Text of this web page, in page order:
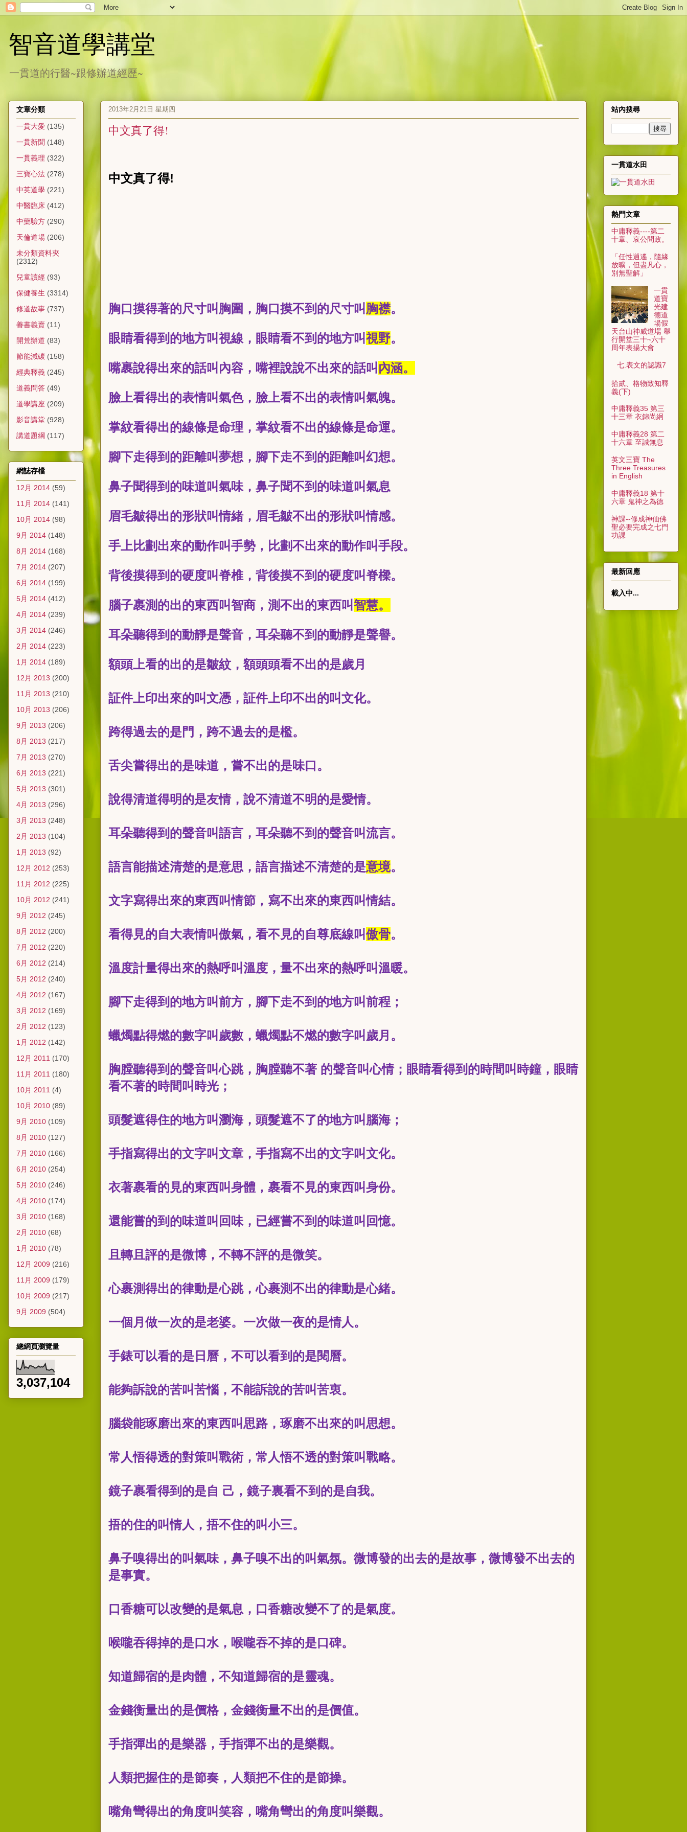
智音道學講堂
一貫道的行醫~跟修辦道經歷~
2013年2月21日 星期四
中文真了得!
中文真了得!
胸口摸得著的尺寸叫胸圍，胸口摸不到的尺寸叫 胸襟。
眼睛看得到的地方叫視線，眼睛看不到的地方叫視野。
嘴裹說得出來的話叫內容，嘴裡說說不出來的話叫 內涵。
臉上看得出的表情叫氣色，臉上看不出的表情叫氣魄。
掌紋看得出的線條是命理，掌紋看不出的線條是命運。
腳下走得到的距離叫夢想，腳下走不到的距離叫幻想。
鼻子聞得到的味道叫氣味，鼻子聞不到的味道叫氣息
眉毛皺得出的形狀叫情緒，眉毛皺不出的形狀叫情感。
手上比劃出來的動作叫手勢，比劃不出來的動作叫手段。
背後摸得到的硬度叫脊椎，背後摸不到的硬度叫脊樑。
腦子裹測的出的東西叫智商，測不出的東西叫智慧。
耳朵聽得到的動靜是聲音，耳朵聽不到的動靜是聲譽。
額頭上看的出的是皺紋，額頭頭看不出的是歲月
証件上印出來的叫文憑，証件上印不出的叫文化。
跨得過去的是門，跨不過去的是檻。
舌尖嘗得出的是味道，嘗不出的是味口。
說得清道得明的是友情，說不清道不明的是愛情。
耳朵聽得到的聲音叫語言，耳朵聽不到的聲音叫流言。
語言能描述清楚的是意思，語言描述不清楚的是意境。
文字寫得出來的東西叫情節，寫不出來的東西叫情結。
看得見的自大表情叫傲氣，看不見的自尊底線叫傲骨。
溫度計量得出來的熱呼叫溫度，量不出來的熱呼叫溫暖。
腳下走得到的地方叫前方，腳下走不到的地方叫前程；
蠟燭點得燃的數字叫歲數，蠟燭點不燃的數字叫歲月。
胸膛聽得到的聲音叫心跳，胸膛聽不著 的聲音叫心情； 眼睛看得到的時間叫時鐘，眼睛
看不著的時間叫時光；
頭髮遮得住的地方叫瀏海，頭髮遮不了的地方叫腦海；
手指寫得出的文字叫文章，手指寫不出的文字叫文化。
衣著裹看的見的東西叫身體，裹看不見的東西叫身份。
還能嘗的到的味道叫回味，已經嘗不到的味道叫回憶。
且轉且評的是微博，不轉不評的是微笑。
心裹測得出的律動是心跳，心裹測不出的律動是心緒。
一個月做一次的是老婆。一次做一夜的是情人。
手錶可以看的是日曆，不可以看到的是閱曆。
能夠訴說的苦叫苦惱，不能訴說的苦叫苦衷。
腦袋能琢磨出來的東西叫思路，琢磨不出來的叫思想。
常人悟得透的對策叫戰術，常人悟不透的對策叫戰略。
鏡子裹看得到的是自 己，鏡子裏看不到的是自我。
捂的住的叫情人，捂不住的叫小三。
鼻子嗅得出的叫氣味，鼻子嗅不出的叫氣氛。 微博發的出去的是故事，微博發不出去的
是事實。
口香糖可以改變的是氣息，口香糖改變不了的是氣度。
喉嚨吞得掉的是口水，喉嚨吞不掉的是口碑。
知道歸宿的是肉體，不知道歸宿的是靈魂。
金錢衡量出的是價格，金錢衡量不出的是價值。
手指彈出的是樂器，手指彈不出的是樂觀。
人類把握住的是節奏，人類把不住的是節操。
嘴角彎得出的角度叫笑容，嘴角彎出的角度叫樂觀。
文章分類
一貫大愛 (135)
一貫新聞 (148)
一貫義理 (322)
三寶心法 (278)
中英道學 (221)
中醫臨床 (412)
中藥驗方 (290)
天倫道場 (206)
未分類資料夾
(2312)
兒童讀經 (93)
保健養生 (3314)
修道故事 (737)
善書義賣 (11)
開荒辦道 (83)
節能減碳 (158)
經典釋義 (245)
道義問答 (49)
道學講座 (209)
影音講堂 (928)
講道題綱 (117)
網誌存檔
12月 2014 (59)
11月 2014 (141)
10月 2014 (98)
9月 2014 (148)
8月 2014 (168)
7月 2014 (207)
6月 2014 (199)
5月 2014 (412)
4月 2014 (239)
3月 2014 (246)
2月 2014 (223)
1月 2014 (189)
12月 2013 (200)
11月 2013 (210)
10月 2013 (206)
9月 2013 (206)
8月 2013 (217)
7月 2013 (270)
6月 2013 (221)
5月 2013 (301)
4月 2013 (296)
3月 2013 (248)
2月 2013 (104)
1月 2013 (92)
12月 2012 (253)
11月 2012 (225)
10月 2012 (241)
9月 2012 (245)
8月 2012 (200)
7月 2012 (220)
6月 2012 (214)
5月 2012 (240)
4月 2012 (167)
3月 2012 (169)
2月 2012 (123)
1月 2012 (142)
12月 2011 (170)
11月 2011 (180)
10月 2011 (4)
10月 2010 (89)
9月 2010 (109)
8月 2010 (127)
7月 2010 (166)
6月 2010 (254)
5月 2010 (246)
4月 2010 (174)
3月 2010 (168)
2月 2010 (68)
1月 2010 (78)
12月 2009 (216)
11月 2009 (179)
10月 2009 (217)
9月 2009 (504)
總網頁瀏覽量
3,037,104
站內搜尋
一貫道水田
熱門文章
中庸釋義----第二
十章、哀公問政。
「任性逍遙，隨緣
放曠，但盡凡心，
別無聖解」
一貫
道寶
光建
德道
場假
天台山神威道場 舉
行開堂三十~六十
周年表揚大會
七.表文的認識7
拾貳、格物致知釋
義(下)
中庸釋義35 第三
十三章 衣錦尚絅
中庸釋義28 第二
十六章 至誠無息
英文三寶 The
Three Treasures
in English
中庸釋義18 第十
六章 鬼神之為德
神課--修成神仙佛
聖必要完成之七門
功課
最新回應
載入中...